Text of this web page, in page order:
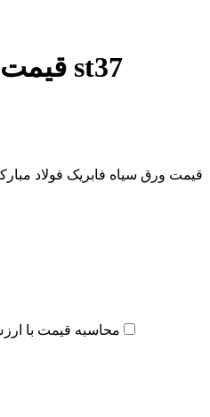
قیمت ورق st37
قیمت ورق سیاه فابریک فولاد
محاسبه قیمت با